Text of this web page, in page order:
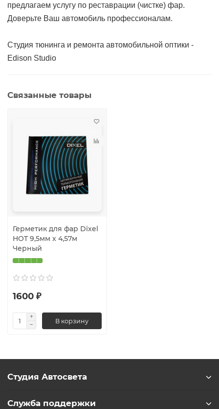
предлагаем услугу по реставрации (чистке) фар.
Доверьте Ваш автомобиль профессионалам.
Студия тюнинга и ремонта автомобильной оптики -
Edison Studio
Связанные товары
Герметик для фар Dixel
HOT 9,5мм х 4,57м
Черный
1600 ₽
В корзину
Студия Автосвета
Служба поддержки